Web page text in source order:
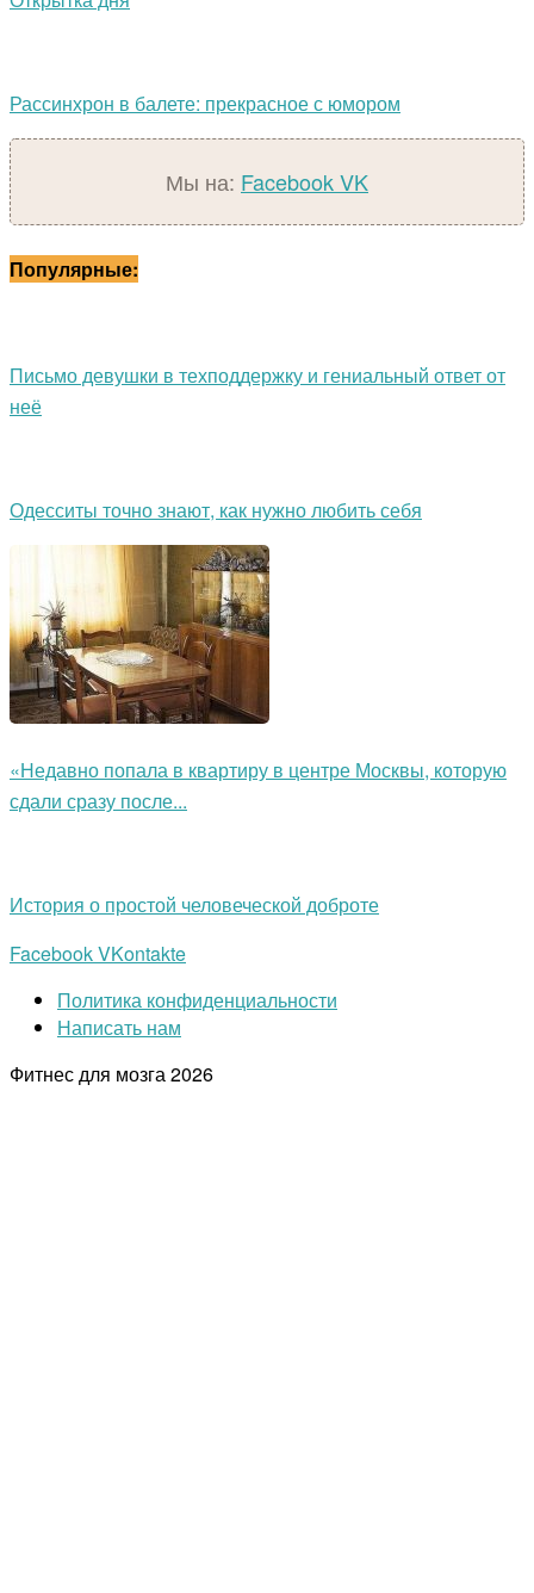
Рассинхрон в балете: прекрасное с юмором
Мы на: FacebookVK
Популярные:
Письмо девушки в техподдержку и гениальный ответ от
неё
Одесситы точно знают, как нужно любить себя
«Недавно попала в квартиру в центре Москвы, которую
сдали сразу после...
История о простой человеческой доброте
FacebookVKontakte
Политика конфиденциальности
Написать нам
Фитнес для мозга2026